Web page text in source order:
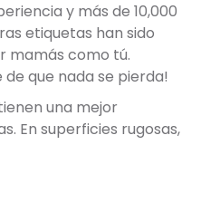
y más de 10,000
etiquetas han sido
mamás como tú.
que nada se pierda!
una mejor
En superficies rugosas,